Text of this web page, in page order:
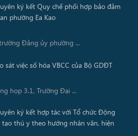
Đảng ủy phường ...
họp 3.1, Trường Đại ...